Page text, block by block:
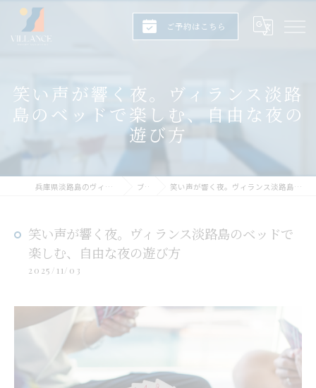
ご予約はこちら
笑い声が響く夜。ヴィランス淡路
島のベッドで楽しむ、自由な夜の
遊び方
兵庫県淡路島のヴィラならヴィランス淡路島 ブログ 笑い声が響く夜。ヴィランス淡路島のベッドで楽しむ、自由な夜の遊び方
笑い声が響く夜。ヴィランス淡路島のベッドで
楽しむ、自由な夜の遊び方
2025/11/03